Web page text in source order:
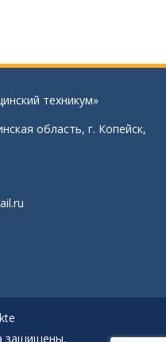
техникум»
область, г. Копейск,
защищены.